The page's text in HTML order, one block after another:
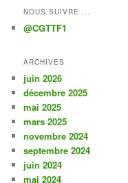
NOUS SUIVRE ...
@CGTTF1
ARCHIVES
juin 2026
décembre 2025
mai 2025
mars 2025
novembre 2024
septembre 2024
juin 2024
mai 2024